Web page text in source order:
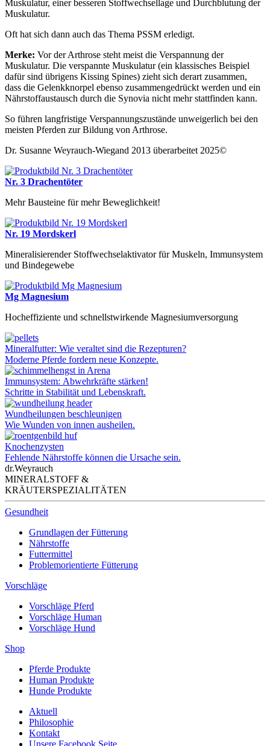
Muskulatur, einer besseren Stoffwechsellage und Durchblutung der
Muskulatur.
Oft hat sich dann auch das Thema PSSM erledigt.
Merke: Vor der Arthrose steht meist die Verspannung der
Muskulatur. Die verspannte Muskulatur (ein klassisches Beispiel
dafür sind übrigens Kissing Spines) zieht sich derart zusammen,
dass die Gelenkknorpel ebenso zusammengedrückt werden und ein
Nährstoffaustausch durch die Synovia nicht mehr stattfinden kann.
So führen langfristige Verspannungszustände unweigerlich bei den
meisten Pferden zur Bildung von Arthrose.
Dr. Susanne Weyrauch-Wiegand 2013 überarbeitet 2025©
Nr. 3 Drachentöter
Mehr Bausteine für mehr Beweglichkeit!
Nr. 19 Mordskerl
Mineralisierender Stoffwechselaktivator für Muskeln, Immunsystem
und Bindegewebe
Mg Magnesium
Hocheffiziente und schnellstwirkende Magnesiumversorgung
Mineralfutter: Wie veraltet sind die Rezepturen?
Moderne Pferde fordern neue Konzepte.
Immunsystem: Abwehrkräfte stärken!
Schritte in Stabilität und Lebenskraft.
Wundheilungen beschleunigen
Wie Wunden von innen ausheilen.
Knochenzysten
Fehlende Nährstoffe können die Ursache sein.
dr.Weyrauch
MINERALSTOFF &
KRÄUTERSPEZIALITÄTEN
Gesundheit
Grundlagen der Fütterung
Nährstoffe
Futtermittel
Problemorientierte Fütterung
Vorschläge
Vorschläge Pferd
Vorschläge Human
Vorschläge Hund
Shop
Pferde Produkte
Human Produkte
Hunde Produkte
Aktuell
Philosophie
Kontakt
Unsere Facebook Seite